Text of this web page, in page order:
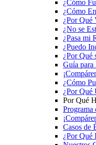
¿Cómo
¿Cómo
¿Por Qué
¿No se
¿Pasa mi
¿Puedo
¿Por Qué
Guía para
¿Cómo
¿Por
Por Qué
Programa
Casos de
¿Por